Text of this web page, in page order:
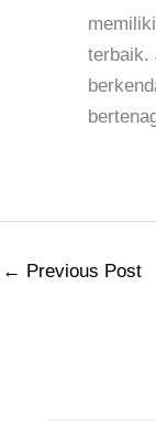
terbaik.
← Previous Post